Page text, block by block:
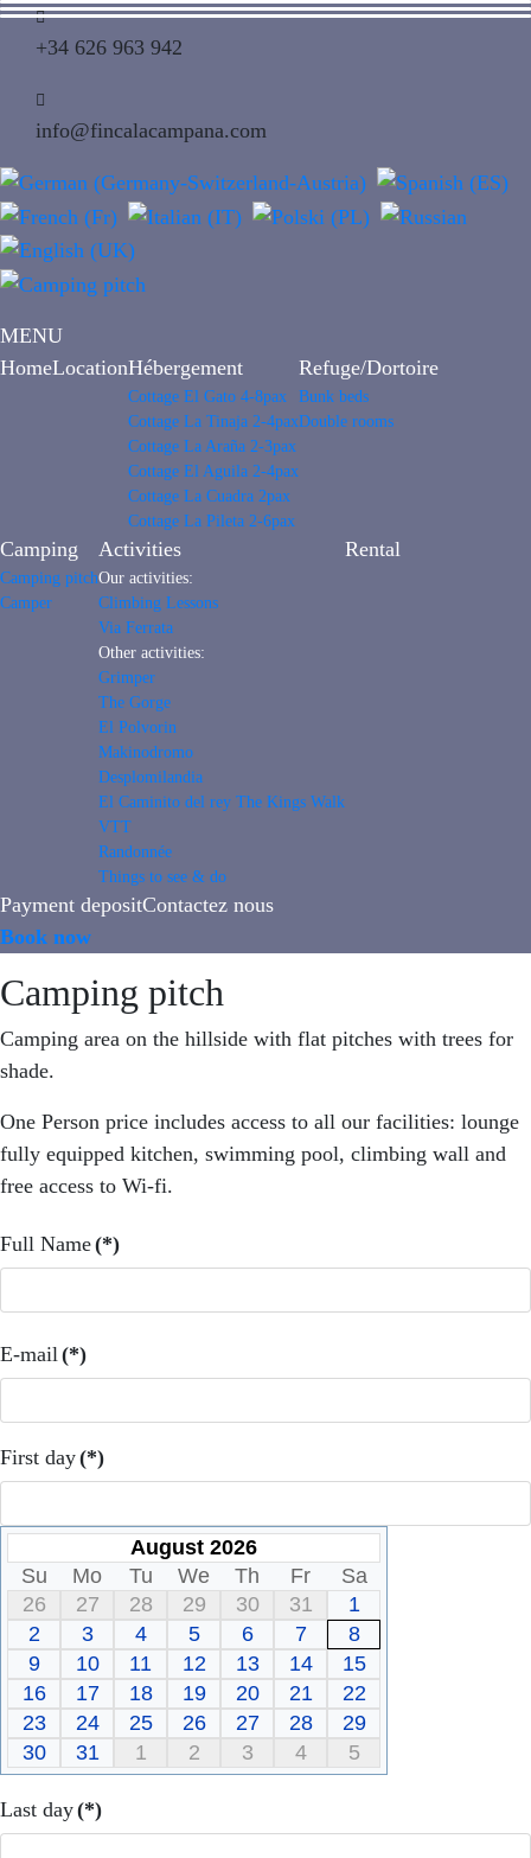
+34 626 963 942
info@fincalacampana.com
MENU
HomeLocationHébergement
Cottage El Gato 4-8pax
Cottage La Tinaja 2-4pax
Cottage La Araña 2-3pax
Cottage El Aguila 2-4pax
Cottage La Cuadra 2pax
Cottage La Pileta 2-6pax
Refuge/Dortoire
Bunk beds
Double rooms
Camping
Camping pitch
Camper
Activities
Our activities:
Climbing Lessons
Via Ferrata
Other activities:
Grimper
The Gorge
El Polvorin
Makinodromo
Desplomilandia
El Caminito del rey The Kings Walk
VTT
Randonnée
Things to see & do
Rental
Payment depositContactez nous
Book now
Camping pitch
Camping area on the hillside with flat pitches with trees for
shade.
One Person price includes access to all our facilities: lounge
fully equipped kitchen, swimming pool, climbing wall and
free access to Wi-fi.
Full Name(*)
E-mail (*)
First day(*)
August 2026
Su
Mo Tu We Th Fr
Sa
26
27 28 29 30 31
1
2
3 4 5 6 7
8
9
10 11 12 13 14
15
16
17 18 19 20 21
22
23
24 25 26 27 28
29
30
31 1 2 3 4 5
Last day(*)